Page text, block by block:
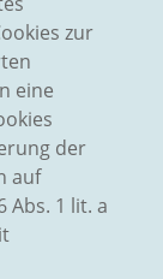
zur
eine
der
auf
Abs. 1 lit. a